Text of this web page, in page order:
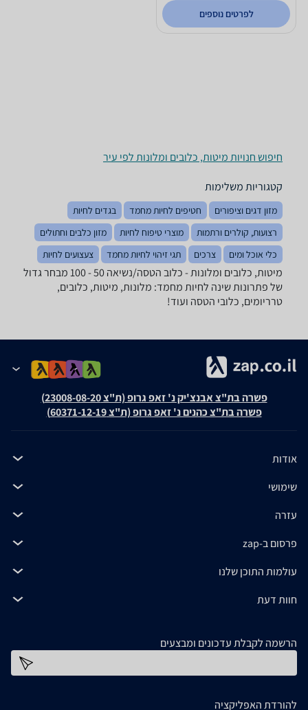
לפרטים נוספים
חיפוש חנויות מיטות, כלובים ומלונות לפי עיר
קטגוריות משלימות
מזון דגים וציפורים חטיפים לחיות מחמד
בגדים לחיות
רצועות, קולרים ורתמות
מוצרי טיפוח לחיות
מזון כלבים וחתולים
כלי אוכל ומים
צרכים תגי זיהוי לחיות מחמד צעצועים לחיות
מיטות, כלובים ומלונות - ‏כלוב הטסה/נשיאה ‏50 - 100 מבחר גדול
של פתרונות שינה לחיות מחמד: מלונות, מיטות, כלובים,
טרריומים, כלובי הטסה ועוד!
פשרה בת"צ אבנצ'יק נ' זאפ גרופ (ת"צ 23008-08-20)
פשרה בת"צ כהנים נ' זאפ גרופ (ת"צ 60371-12-19)
אודות
שימושי
עזרה
פרסום ב-zap
עולמות התוכן שלנו
חוות דעת
הרשמה לקבלת עדכונים ומבצעים
להורדת האפליקציה